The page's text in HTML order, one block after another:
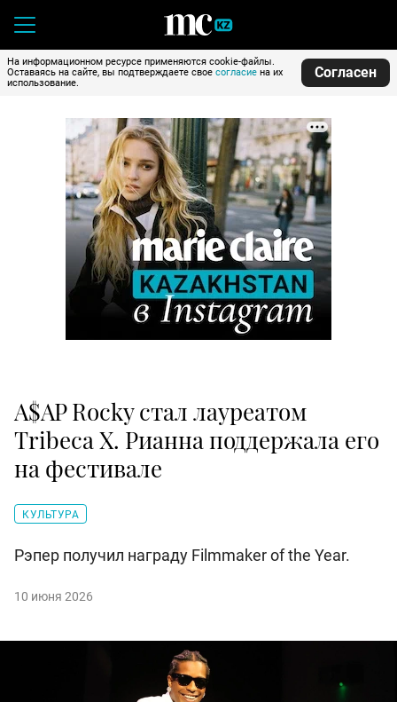
На информационном ресурсе применяются cookie-файлы.
Оставаясь на сайте, вы подтверждаете свое согласие на их
использование.
Согласен
A$AP Rocky стал лауреатом
Tribeca X. Рианна поддержала его
на фестивале
КУЛЬТУРА
Рэпер получил награду Filmmaker of the Year.
10 июня 2026